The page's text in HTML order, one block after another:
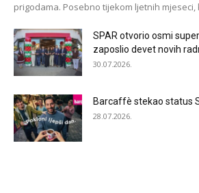
prigodama. Posebno tijekom ljetnih mjeseci,
SPAR otvorio osmi
zaposlio devet novih
30.07.2026.
Barcaffè stekao status
28.07.2026.